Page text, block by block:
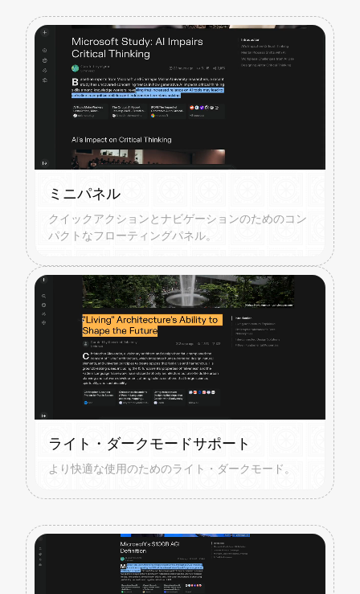
ミニパネル
クイックアクションとナビゲーションのためのコン
パクトなフローティングパネル。
ライト・ダークモードサポート
より快適な使用のためのライト・ダークモード。